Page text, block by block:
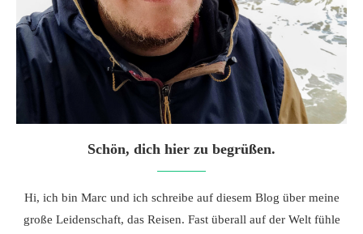
Schön, dich hier zu begrüßen.
Hi, ich bin Marc und ich schreibe auf diesem Blog über meine
große Leidenschaft, das Reisen. Fast überall auf der Welt fühle